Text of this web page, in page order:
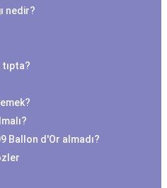
nedir?
Ballon d'Or almadı?